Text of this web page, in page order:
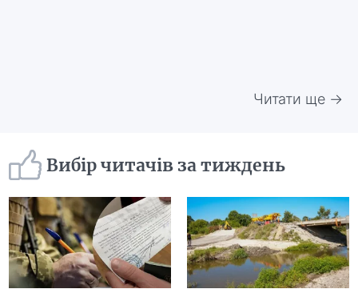
Читати ще →
Вибір читачів за тиждень